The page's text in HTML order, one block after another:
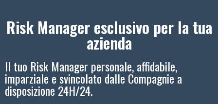
Risk Manager esclusivo per la tua
azienda
Il tuo Risk Manager personale, affidabile,
imparziale e svincolato dalle Compagnie a
disposizione 24H/24.